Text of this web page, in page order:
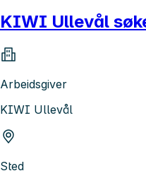
KIWI Ullevål
Arbeidsgiver
KIWI Ullevål
Sted